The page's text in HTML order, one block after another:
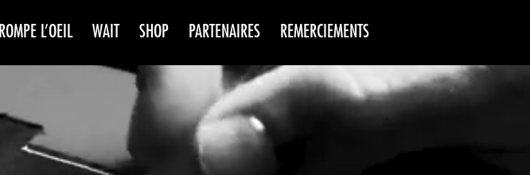
TROMPE L’OEIL WAIT SHOP
WAIT
SAISONS
PARTENAIRES REMERCIEMENTS